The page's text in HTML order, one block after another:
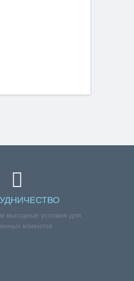
выгодные условия для
клиентов